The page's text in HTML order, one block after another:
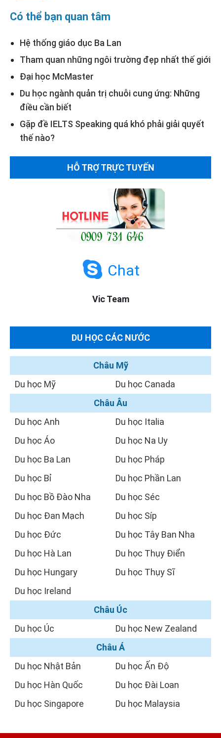
Có thể bạn quan tâm
Hệ thống giáo dục Ba Lan
Tham quan những ngôi trường đẹp nhất thế giới
Đại học McMaster
Du học ngành quản trị chuỗi cung ứng: Những
điều cần biết
Gặp đề IELTS Speaking quá khó phải giải quyết
thế nào?
HỖ TRỢ TRỰC TUYẾN
Chat
Vic Team
DU HỌC CÁC NƯỚC
Châu Mỹ
Du học Mỹ
Du học Canada
Châu Âu
Du học Anh
Du học Áo
Du học Ba Lan
Du học Bỉ
Du học Bồ Đào Nha
Du học Đan Mạch
Du học Đức
Du học Hà Lan
Du học Hungary
Du học Ireland
Du học Italia
Du học Na Uy
Du học Pháp
Du học Phần Lan
Du học Séc
Du học Síp
Du học Tây Ban Nha
Du học Thụy Điển
Du học Thụy Sĩ
Châu Úc
Du học Úc
Du học New Zealand
Châu Á
Du học Nhật Bản
Du học Hàn Quốc
Du học Singapore
Du học Ấn Độ
Du học Đài Loan
Du học Malaysia